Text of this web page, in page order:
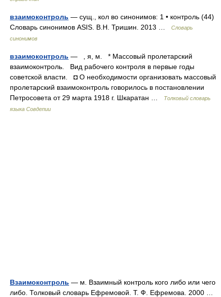
взаимоконтроль — сущ., кол во синонимов: 1 • контроль (44)
Словарь синонимов ASIS. В.Н. Тришин. 2013 …
Словарь
синонимов
взаимоконтроль — , я, м. * Массовый пролетарский
взаимоконтроль. Вид рабочего контроля в первые годы
советской власти. ◘ О необходимости организовать массовый
пролетарский взаимоконтроль говорилось в постановлении
Петросовета от 29 марта 1918 г. Шкаратан …
Толковый словарь
языка Совдепии
Взаимоконтроль — м. Взаимный контроль кого либо или чего
либо. Толковый словарь Ефремовой. Т. Ф. Ефремова. 2000 …